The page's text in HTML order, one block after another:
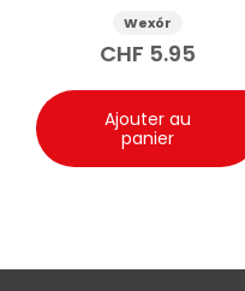
Himalaya Green 750ml
Wexór
CHF 5.95
Ajouter au
panier